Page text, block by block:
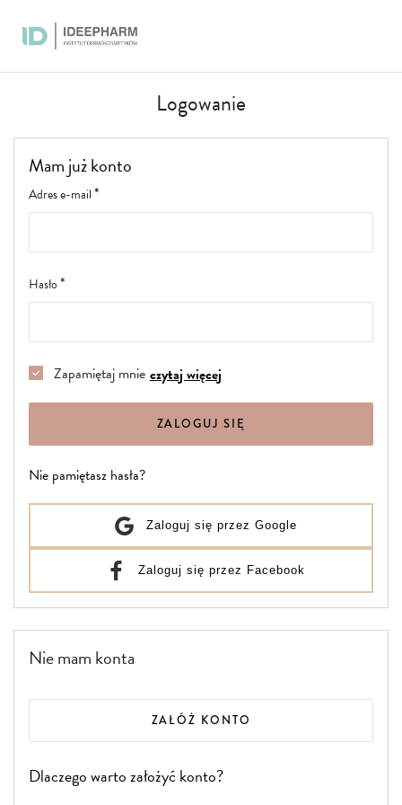
do
treści
Logowanie
Mam już konto
Adres e-mail
Hasło
Zapamiętaj mnie czytaj więcej
ZALOGUJ SIĘ
Nie pamiętasz hasła?
Zaloguj się przez Google
Zaloguj się przez Facebook
Nie mam konta
ZAŁÓŻ KONTO
Dlaczego warto założyć konto?